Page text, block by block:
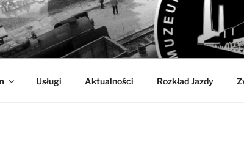
Kolejnictwa na Śląsku w Jaworzynie Śląskiej
Usługi Aktualności Rozkład Jazdy